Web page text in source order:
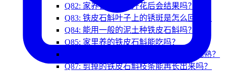
Q82: 家养铁皮石斛开花后会结果吗？
Q83: 铁皮石斛叶子上的锈斑是怎么回事？
Q84: 能用一般的泥土种铁皮石斛吗？
Q85: 家里养的铁皮石斛能吃吗？
Q86: 家庭种植的铁皮石斛要几年才能成熟？
Q87: 剪掉的铁皮石斛枝条能再长出来吗？